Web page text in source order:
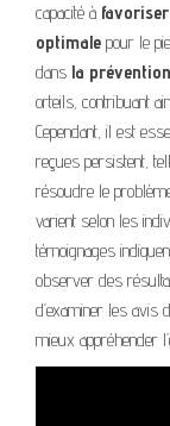
capacité à
optimale pour le
dans la
orteils, contribuant
Cependant, il est
reçues persistent,
résoudre le
varient selon les
témoignages
observer des
d’examiner les avis
mieux appréhender